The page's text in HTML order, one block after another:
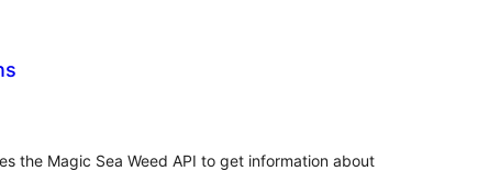
the Magic Sea Weed API to get information about